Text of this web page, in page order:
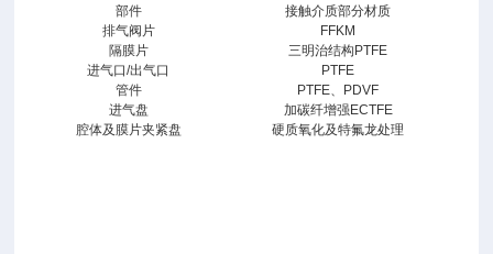
部件
接触介质部分材质
排气阀片
FFKM
隔膜片
三明治结构PTFE
进气口/出气口
PTFE
管件
PTFE、PDVF
进气盘
加碳纤增强ECTFE
腔体及膜片夹紧盘
硬质氧化及特氟龙处理